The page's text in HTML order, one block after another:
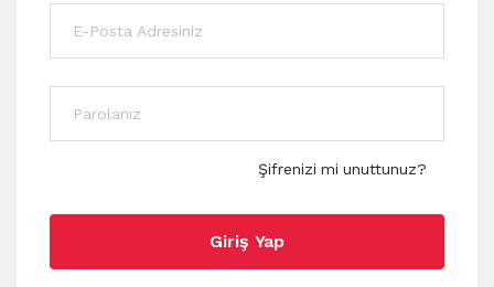
Şifrenizi mi unuttunuz?
Giriş Yap